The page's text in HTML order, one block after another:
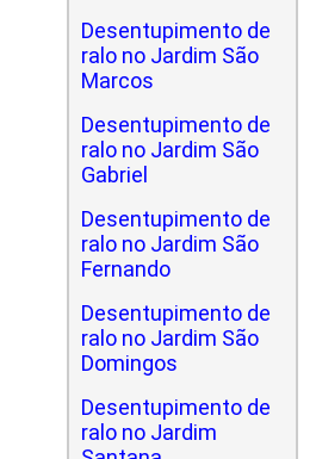
Desentupimento de
ralo no Jardim São
Marcos
Desentupimento de
ralo no Jardim São
Gabriel
Desentupimento de
ralo no Jardim São
Fernando
Desentupimento de
ralo no Jardim São
Domingos
Desentupimento de
ralo no Jardim